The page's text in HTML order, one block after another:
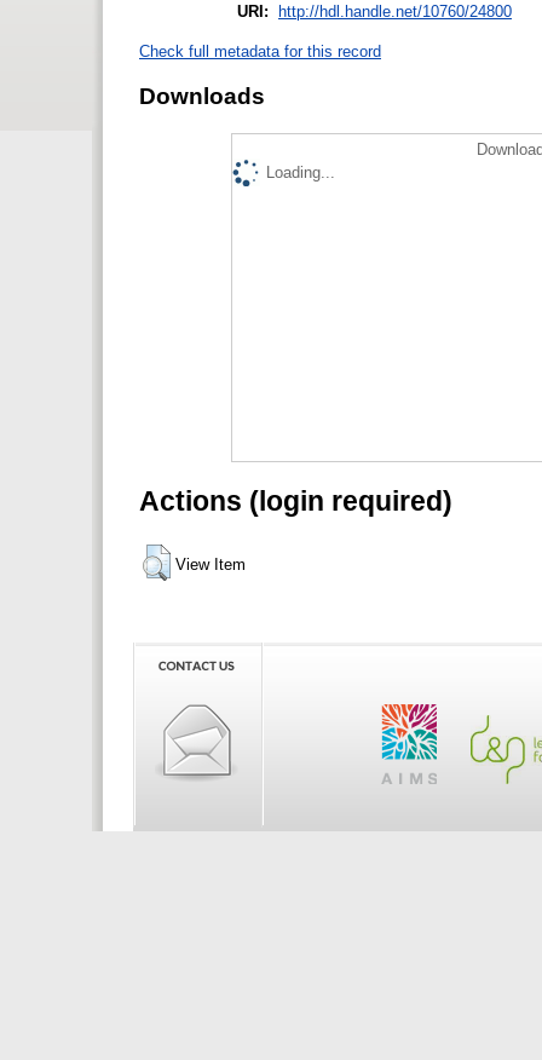
URI:
http://hdl.handle.net/10760/24800
Check full metadata for this record
Downloads
Loading...
Actions (login required)
View Item